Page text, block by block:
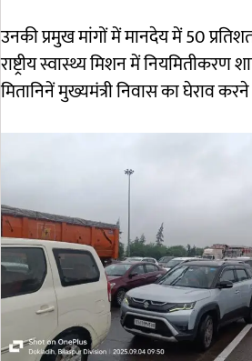
उनकी प्रमुख मांगों में मानदेय में 50
राष्ट्रीय स्वास्थ्य मिशन में
मितानिनें मुख्यमंत्री निवास का घेराव